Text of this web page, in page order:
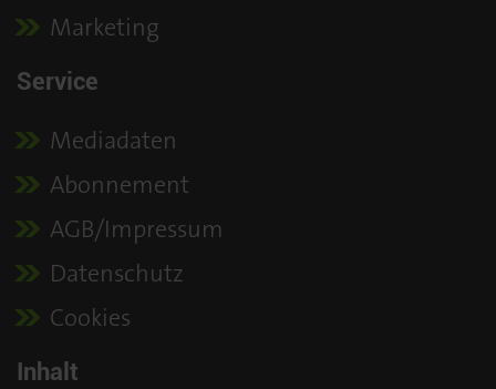
Marketing
Service
Mediadaten
Abonnement
AGB/Impressum
Datenschutz
Cookies
Inhalt